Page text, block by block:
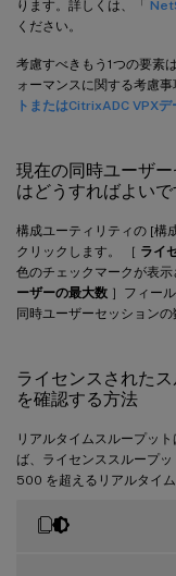
ります。詳しくは、「
ください。
考慮すべきもう1つの要素
ォーマンスに関する考慮事
トまたはCitrixADC VPX
現在の同時ユーザ
はどうすればよい
構成ユーティリティの [構
クリックします。 ［ ライ
色のチェックマークが表示
ーザーの最大数 ］フィー
同時ユーザーセッションの
ライセンスされた
を確認する方法
リアルタイムスループット
ば、ライセンススループ
500 を超えるリアルタイ